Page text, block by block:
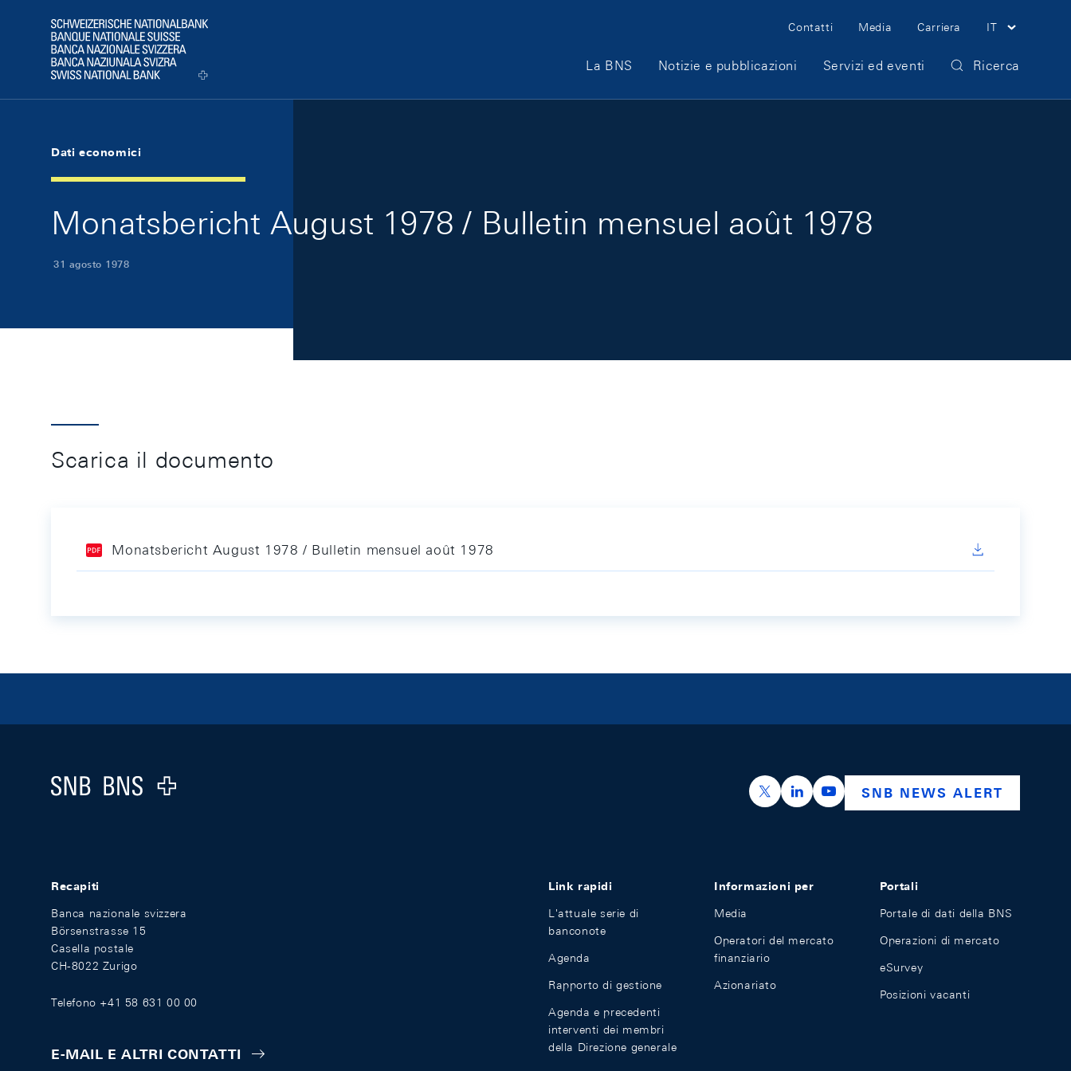
Logo
Meta Navigation
Contatti Media Carriera IT
Main Navigation
La BNS Notizie e pubblicazioni Servizi ed eventi Ricerca
Dati economici
Monatsbericht August 1978 / Bulletin mensuel août 1978
31 agosto 1978
Scarica il documento
Monatsbericht August 1978 / Bulletin mensuel août 1978
Logo
https://x.com/snb_bns
https://ch.linkedin.com/company/swiss-
https://www.youtube.com/
SNB NEWS ALERT
Recapiti
Banca nazionale svizzera
Börsenstrasse 15
Casella postale
CH-8022 Zurigo
Telefono +41 58 631 00 00
E-MAIL E ALTRI CONTATTI
Link rapidi
L'attuale serie di
banconote
Agenda
Rapporto di gestione
Agenda e precedenti
interventi dei membri
della Direzione generale
Informazioni per
Media
Operatori del mercato
finanziario
Azionariato
Portali
Portale di dati della BNS
Operazioni di mercato
eSurvey
Posizioni vacanti